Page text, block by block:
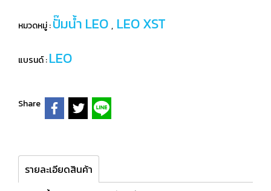
หมวดหมู่ :ปั๊มน้ำ LEO , LEO XST
แบรนด์ :LEO
Share
รายละเอียดสินค้า